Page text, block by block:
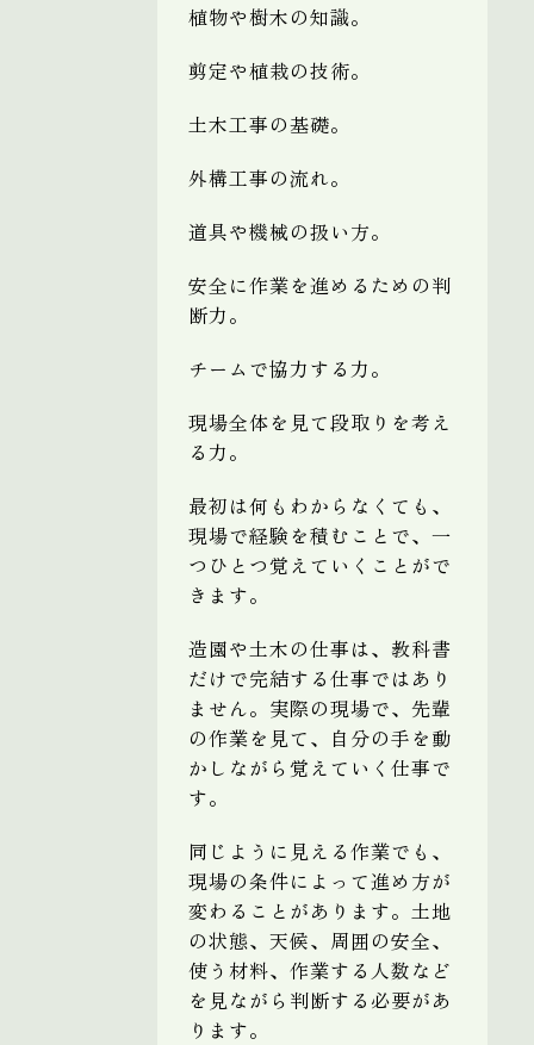
植物や樹木の知識。
剪定や植栽の技術。
土木工事の基礎。
外構工事の流れ。
道具や機械の扱い方。
安全に作業を進めるための判
断力。
チームで協力する力。
現場全体を見て段取りを考え
る力。
最初は何もわからなくても、
現場で経験を積むことで、一
つひとつ覚えていくことがで
きます。
造園や土木の仕事は、教科書
だけで完結する仕事ではあり
ません。実際の現場で、先輩
の作業を見て、自分の手を動
かしながら覚えていく仕事で
す。
同じように見える作業でも、
現場の条件によって進め方が
変わることがあります。土地
の状態、天候、周囲の安全、
使う材料、作業する人数など
を見ながら判断する必要があ
ります。